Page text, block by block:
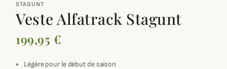
STAGUNT
Veste Alfatrack Stagunt
199,95 €
Légère pour le début de saison